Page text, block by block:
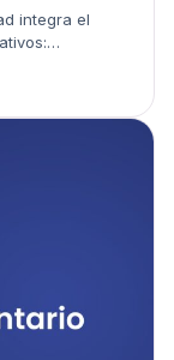
integra el
entregas.